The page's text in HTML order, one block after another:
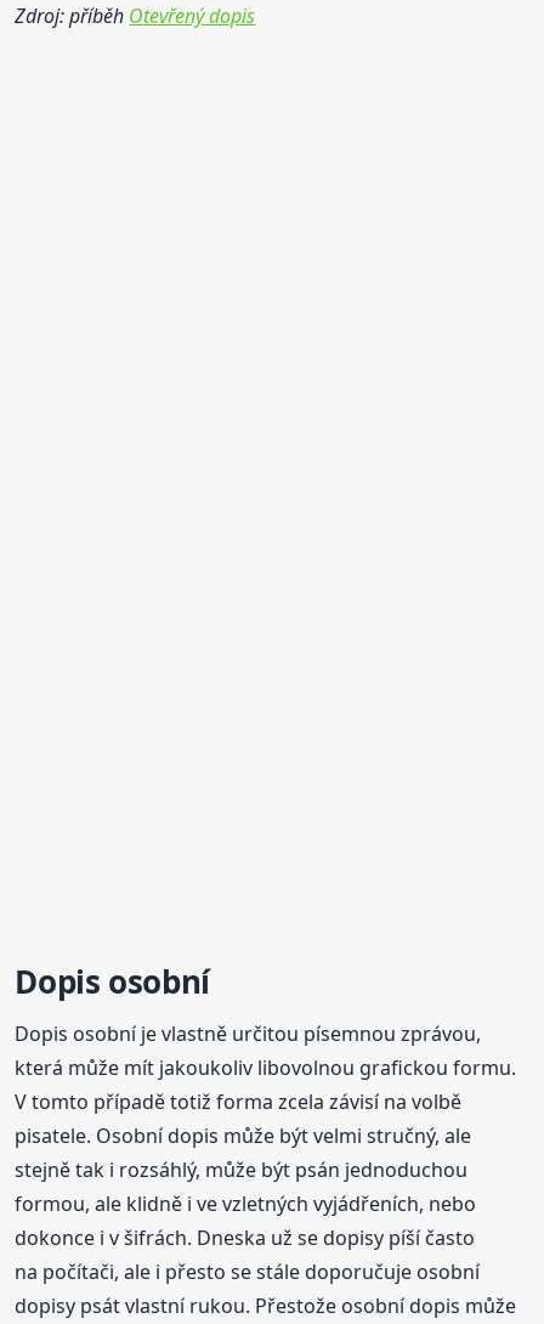
Zdroj: příběh Otevřený dopis
Dopis osobní
Dopis osobní je vlastně určitou písemnou zprávou,
která může mít jakoukoliv libovolnou grafickou formu.
V tomto případě totiž forma zcela závisí na volbě
pisatele. Osobní dopis může být velmi stručný, ale
stejně tak i rozsáhlý, může být psán jednoduchou
formou, ale klidně i ve vzletných vyjádřeních, nebo
dokonce i v šifrách. Dneska už se dopisy píší často
na počítači, ale i přesto se stále doporučuje osobní
dopisy psát vlastní rukou. Přestože osobní dopis může